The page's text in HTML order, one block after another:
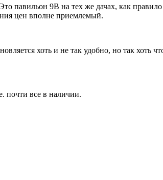
павильон 9В на тех же дачах, как правило
цен вполне приемлемый.
хоть и не так удобно, но так
почти все в наличии.